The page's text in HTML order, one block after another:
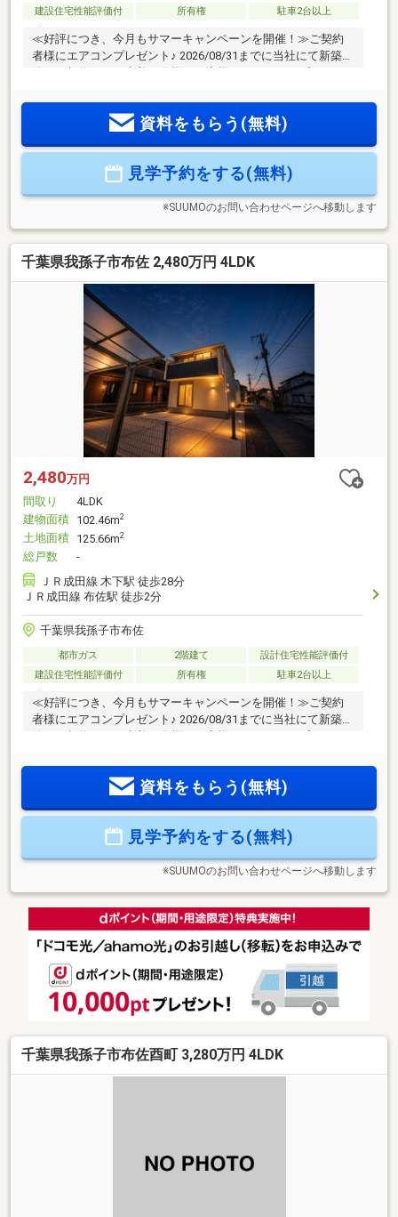
建設住宅性能評価付
所有権 駐車2台以上
≪好評につき、今月もサマーキャンペーンを開催！≫ご契約
者様にエアコンプレゼント♪ 2026/08/31までに当社にて新築物
大変便利です。■長期優良住宅認定や住宅性能評価書を取得！
高い品質と性能を誇る安心の住まい♪■出し入れがスムーズな
ンストップで対応可能ですお気軽にお問い合わせください！
資料をもらう(無料)
見学予約をする(無料)
※SUUMOのお問い合わせページへ移動します
千葉県我孫子市布佐 2,480万円 4LDK
2,480万円
間取り
4LDK
建物面積 102.46m2
土地面積 125.66m2
総戸数
-
ＪＲ成田線 木下駅 徒歩28分
ＪＲ成田線 布佐駅 徒歩2分
千葉県我孫子市布佐
都市ガス 2階建て
設計住宅性能評価付
建設住宅性能評価付
所有権 駐車2台以上
≪好評につき、今月もサマーキャンペーンを開催！≫ご契約
者様にエアコンプレゼント♪ 2026/08/31までに当社にて新築物
件をご契約頂いた先着10名様のお客様にエアコンをプレゼン
用もスムーズな立地です。2沿線以上が使え生活施設も身近。
通勤や通学の時間を大幅に短縮できる快適なロケーション。■
得◎■並列で車を2台停められるカースペースを確保自己資金
ゼロからの購入相談もトータルサポートします！住み替え・
資料をもらう(無料)
見学予約をする(無料)
※SUUMOのお問い合わせページへ移動します
千葉県我孫子市布佐酉町 3,280万円 4LDK